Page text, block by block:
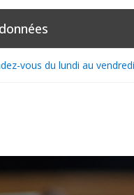
vous du lundi au